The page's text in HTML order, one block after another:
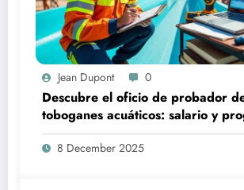
Jean Dupont 0
Descubre el oficio de probador
toboganes acuáticos: salario y
profesional
8 December 2025